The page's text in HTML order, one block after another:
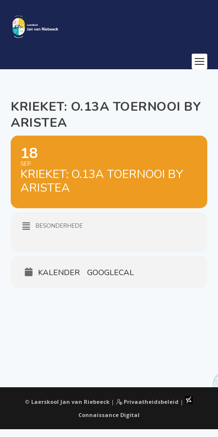
KRIEKET: O.13A TOERNOOI BY
ARISTEA
18
SEP
KRIEKET: O.13A TOERNOOI BY
ARISTEA
BESONDERHEDE
KALENDER GOOGLECAL
© Laerskool Jan van Riebeeck| Privaatheidsbeleid |
Connaissance Digital